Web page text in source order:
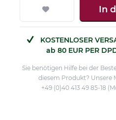
In
KOSTENLOSER
ab 80 EUR PER
Sie benötigen Hilfe bei der
diesem Produkt? Unsere
+49 (0)40 413 49 85-18